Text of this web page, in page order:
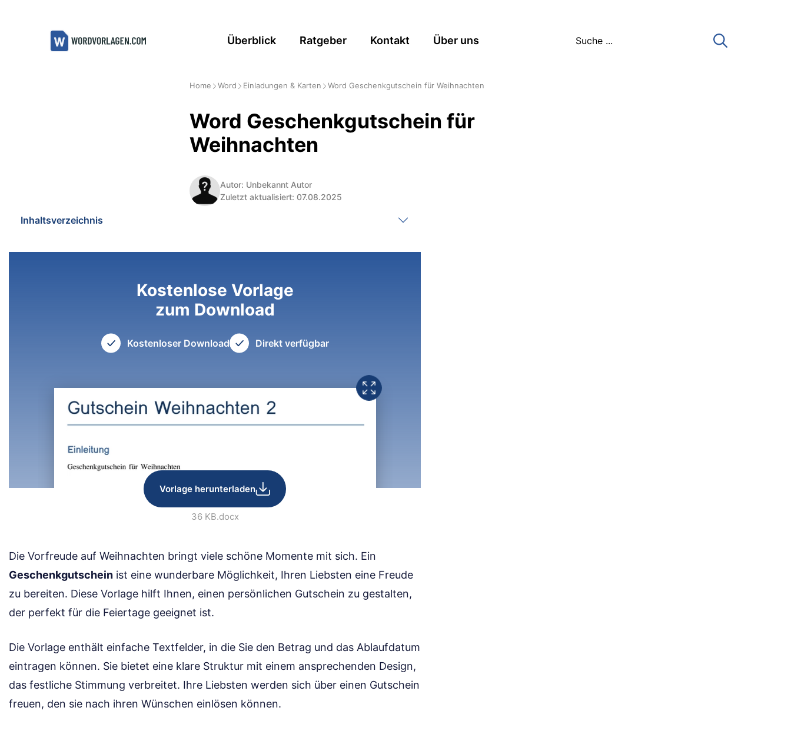
Überblick Ratgeber Kontakt Über uns
Home Word Einladungen & Karten Word Geschenkgutschein für Weihnachten
Word Geschenkgutschein für
Weihnachten
Autor: Unbekannt Autor
Zuletzt aktualisiert: 07.08.2025
Inhaltsverzeichnis
Kostenlose Vorlage
zum Download
Kostenloser Download Direkt verfügbar
Vorlage herunterladen
36 KB.docx
Die Vorfreude auf Weihnachten bringt viele schöne Momente mit sich. Ein
Geschenkgutschein ist eine wunderbare Möglichkeit, Ihren Liebsten eine Freude
zu bereiten. Diese Vorlage hilft Ihnen, einen persönlichen Gutschein zu gestalten,
der perfekt für die Feiertage geeignet ist.
Die Vorlage enthält einfache Textfelder, in die Sie den Betrag und das Ablaufdatum
eintragen können. Sie bietet eine klare Struktur mit einem ansprechenden Design,
das festliche Stimmung verbreitet. Ihre Liebsten werden sich über einen Gutschein
freuen, den sie nach ihren Wünschen einlösen können.